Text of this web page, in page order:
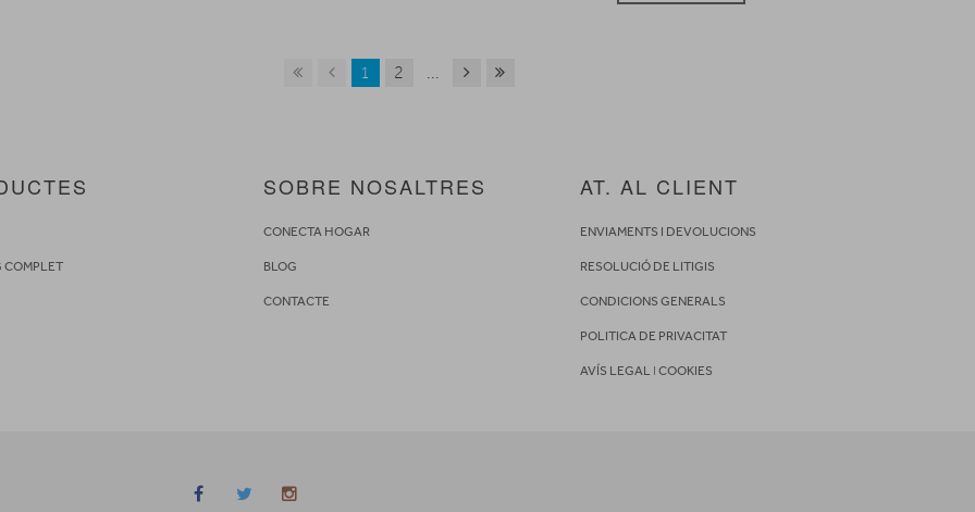
1 2 ...
COMPLET
SOBRE NOSALTRES
CONECTA HOGAR
BLOG
CONTACTE
AT. AL CLIENT
ENVIAMENTS I DEVOLUCIONS
RESOLUCIÓ DE LITIGIS
CONDICIONS GENERALS
POLITICA DE PRIVACITAT
AVÍS LEGALI COOKIES